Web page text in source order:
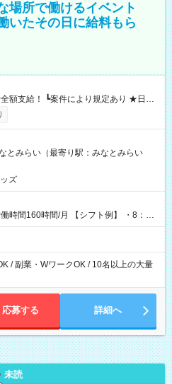
場所で働けるイベント
いたその日に給料もら
いたその日に現金GET♪ お仕事後はコ
落とせます！ 【試用期間】試
とみらい（最寄り駅：みなとみらい
ズ
/月 【シフト例】 ・8：00
/ 副業・WワークOK / 10名以上の大量
応募する 詳細へ
未読